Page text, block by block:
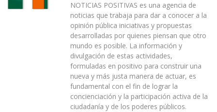
NOTICIAS POSITIVAS es una agencia de
noticias que trabaja para dar a conocer a la
opinión pública iniciativas y propuestas
desarrolladas por quienes piensan que otro
mundo es posible. La información y
divulgación de estas actividades,
formuladas en positivo para construir una
nueva y más justa manera de actuar, es
fundamental con el fin de lograr la
concienciación y la participación activa de la
ciudadanía y de los poderes públicos.